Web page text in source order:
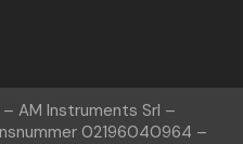
– AM Instruments Srl –
02196040964 –